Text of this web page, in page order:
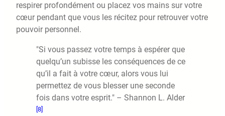
respirer profondément ou placez vos mains sur votre
cœur pendant que vous les récitez pour retrouver votre
pouvoir personnel.
"Si vous passez votre temps à espérer que
quelqu’un subisse les conséquences de ce
qu’il a fait à votre cœur, alors vous lui
permettez de vous blesser une seconde
fois dans votre esprit." – Shannon L. Alder
[8]